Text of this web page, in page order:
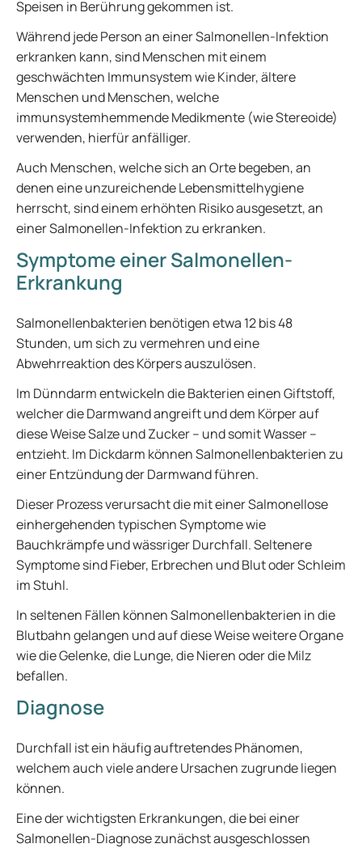
Speisen in Berührung gekommen ist.
Während jede Person an einer Salmonellen-Infektion
erkranken kann, sind Menschen mit einem
geschwächten Immunsystem wie Kinder, ältere
Menschen und Menschen, welche
immunsystemhemmende Medikmente (wie Stereoide)
verwenden, hierfür anfälliger.
Auch Menschen, welche sich an Orte begeben, an
denen eine unzureichende Lebensmittelhygiene
herrscht, sind einem erhöhten Risiko ausgesetzt, an
einer Salmonellen-Infektion zu erkranken.
Symptome einer Salmonellen-
Erkrankung
Salmonellenbakterien benötigen etwa 12 bis 48
Stunden, um sich zu vermehren und eine
Abwehrreaktion des Körpers auszulösen.
Im Dünndarm entwickeln die Bakterien einen Giftstoff,
welcher die Darmwand angreift und dem Körper auf
diese Weise Salze und Zucker – und somit Wasser –
entzieht. Im Dickdarm können Salmonellenbakterien zu
einer Entzündung der Darmwand führen.
Dieser Prozess verursacht die mit einer Salmonellose
einhergehenden typischen Symptome wie
Bauchkrämpfe und wässriger Durchfall. Seltenere
Symptome sind Fieber, Erbrechen und Blut oder Schleim
im Stuhl.
In seltenen Fällen können Salmonellenbakterien in die
Blutbahn gelangen und auf diese Weise weitere Organe
wie die Gelenke, die Lunge, die Nieren oder die Milz
befallen.
Diagnose
Durchfall ist ein häufig auftretendes Phänomen,
welchem auch viele andere Ursachen zugrunde liegen
können.
Eine der wichtigsten Erkrankungen, die bei einer
Salmonellen-Diagnose zunächst ausgeschlossen